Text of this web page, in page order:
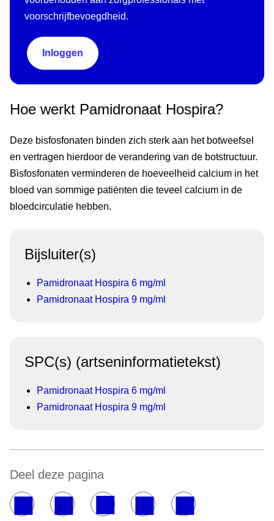
voorschrijfbevoegdheid.
Inloggen
Hoe werkt Pamidronaat Hospira?
Deze bisfosfonaten binden zich sterk aan het botweefsel
en vertragen hierdoor de verandering van de botstructuur.
Bisfosfonaten verminderen de hoeveelheid calcium in het
bloed van sommige patiënten die teveel calcium in de
bloedcirculatie hebben.
Bijsluiter(s)
Pamidronaat Hospira 6 mg/ml
Pamidronaat Hospira 9 mg/ml
SPC(s) (artseninformatietekst)
Pamidronaat Hospira 6 mg/ml
Pamidronaat Hospira 9 mg/ml
Deel deze pagina